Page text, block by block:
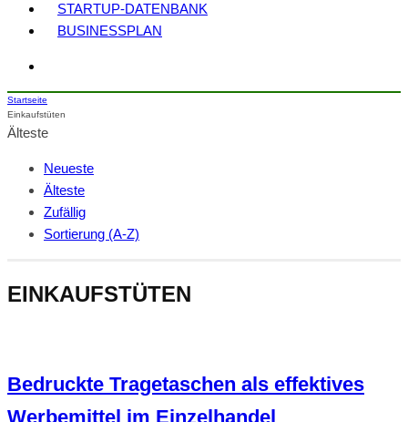
STARTUP-DATENBANK
BUSINESSPLAN
Startseite
Einkaufstüten
Älteste
Neueste
Älteste
Zufällig
Sortierung (A-Z)
EINKAUFSTÜTEN
Bedruckte Tragetaschen als effektives
Werbemittel im Einzelhandel